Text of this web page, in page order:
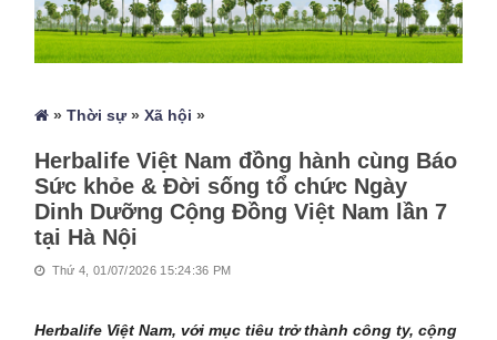
»Thời sự»Xã hội »
Herbalife Việt Nam đồng hành cùng Báo
Sức khỏe & Đời sống tổ chức Ngày
Dinh Dưỡng Cộng Đồng Việt Nam lần 7
tại Hà Nội
Thứ 4, 01/07/2026 15:24:36 PM
Herbalife Việt Nam, với mục tiêu trở thành công ty, cộng